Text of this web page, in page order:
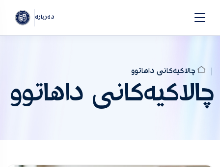
دەربارە
چالاکیەکانی داهاتوو
چالاکیەکانی داهاتوو